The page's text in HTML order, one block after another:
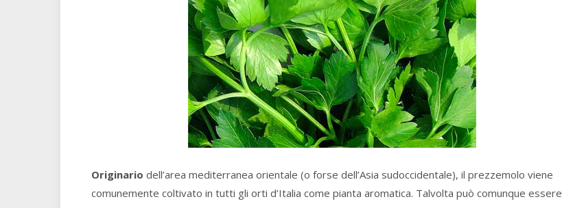
Originario dell’area mediterranea orientale (o forse dell’Asia sudoccidentale), il prezzemolo viene
comunemente coltivato in tutti gli orti d’Italia come pianta aromatica. Talvolta può comunque essere